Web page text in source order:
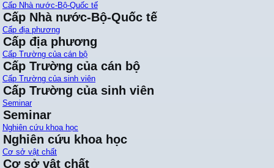
Cấp Nhà nước-Bộ-Quốc tế
Cấp Nhà nước-Bộ-Quốc tế
Cấp địa phương
Cấp địa phương
Cấp Trường của cán bộ
Cấp Trường của cán bộ
Cấp Trường của sinh viên
Cấp Trường của sinh viên
Seminar
Seminar
Nghiên cứu khoa học
Nghiên cứu khoa học
Cơ sở vật chất
Cơ sở vật chất